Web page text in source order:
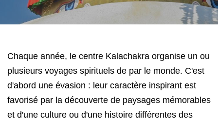
Chaque année, le centre Kalachakra organise un ou
plusieurs voyages spirituels de par le monde. C'est
d'abord une évasion : leur caractère inspirant est
favorisé par la découverte de paysages mémorables
et d'une culture ou d'une histoire différentes des